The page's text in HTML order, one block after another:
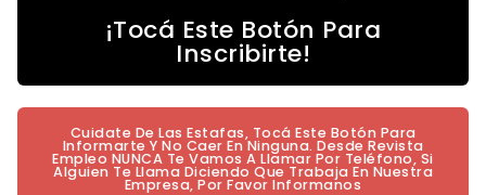
¡Tocá Este Botón Para
Inscribirte!
Cuidate De Las Estafas, Tocá Este Botón Para
Informarte Y No Caer En Ninguna. Desde Revista
Empleo NUNCA Te Vamos A Llamar Por Teléfono, Si
Alguien Te Llama Diciendo Que Trabaja En Nuestra
Empresa, Por Favor Informanos